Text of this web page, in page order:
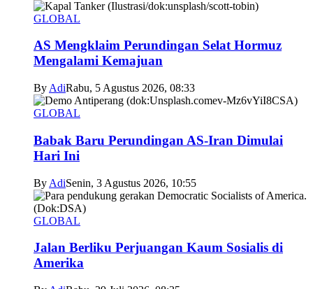
GLOBAL
AS Mengklaim Perundingan Selat Hormuz
Mengalami Kemajuan
By AdiRabu, 5 Agustus 2026, 08:33
GLOBAL
Babak Baru Perundingan AS-Iran Dimulai
Hari Ini
By AdiSenin, 3 Agustus 2026, 10:55
GLOBAL
Jalan Berliku Perjuangan Kaum Sosialis di
Amerika